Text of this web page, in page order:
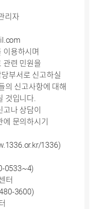
리자
이용하시며
관련 민원을
부서로 신고하실
의 신고사항에 대해
것입니다.
나 상담이
문의하시기
1336)
0533~4)
터
3600)